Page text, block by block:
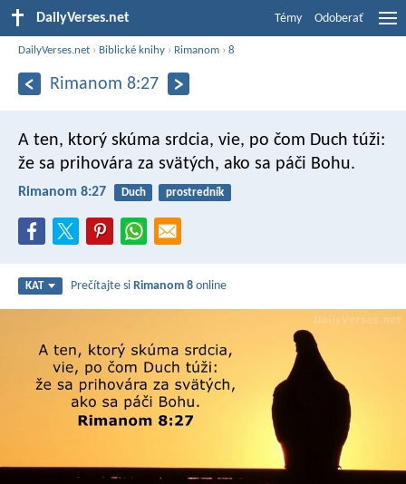
DailyVerses.net Témy Odoberať
DailyVerses.net › Biblické knihy › Rimanom ›8
Rimanom 8:27
A ten, ktorý skúma srdcia, vie, po čom Duch túži:
že sa prihovára za svätých, ako sa páči Bohu.
Rimanom 8:27 Duch prostredník
KAT Prečítajte siRimanom 8 online